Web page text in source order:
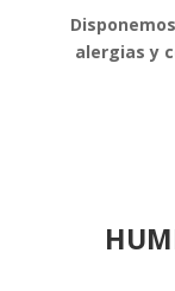
alergias y